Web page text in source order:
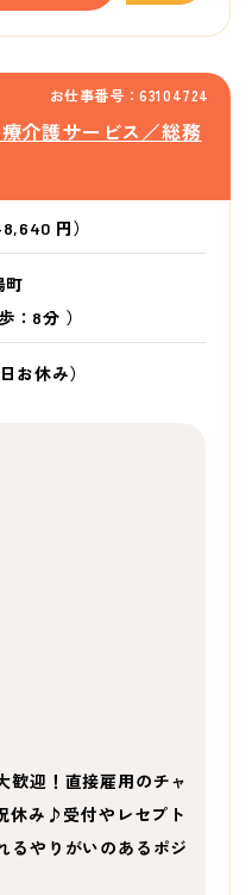
お仕事番号：63104724
介護サービス／総務
円）
町
：8分 ）
お休み）
迎！直接雇用のチャ
休み♪受付やレセプト
るやりがいのあるポジ